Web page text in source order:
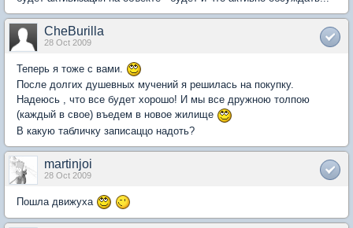
CheBurilla
28 Oct 2009
Теперь я тоже с вами.
После долгих душевных мучений я решилась на покупку.
Надеюсь , что все будет хорошо! И мы все дружною толпою
(каждый в свое) въедем в новое жилище
В какую табличку записаццо надоть?
martinjoi
28 Oct 2009
Пошла движуха